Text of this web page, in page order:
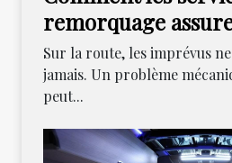
remorquage
sécurité sur la
Sur la route, les imprévus
jamais. Un problème
peut...